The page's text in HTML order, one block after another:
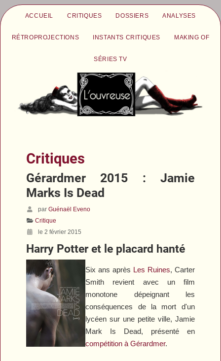
ACCUEIL CRITIQUES DOSSIERS ANALYSES
RÉTROPROJECTIONS INSTANTS CRITIQUES MAKING OF
SÉRIES TV
Critiques
Gérardmer 2015 : Jamie
Marks Is Dead
parGuénaël Eveno
Critique
le 2 février 2015
Harry Potter et le placard hanté
Six ans après Les Ruines, Carter
Smith revient avec un film
monotone dépeignant les
conséquences de la mort d'un
lycéen sur une petite ville, Jamie
Mark Is Dead, présenté en
compétition à Gérardmer.